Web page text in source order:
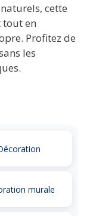
cette
tout en
Profitez de
les
murale